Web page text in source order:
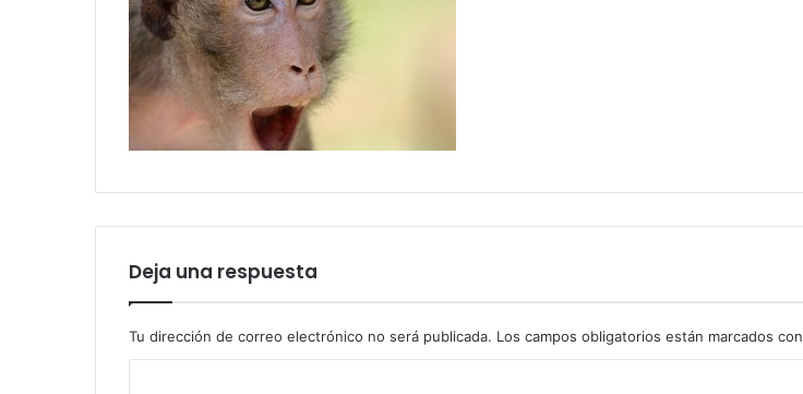
Deja una respuesta
Tu dirección de correo electrónico no será publicada. Los campos obligatorios están marcados con